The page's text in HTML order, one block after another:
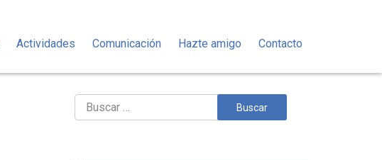
Actividades Comunicación Hazte amigo Contacto
Buscar: